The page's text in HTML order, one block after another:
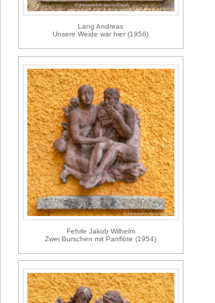
Lang Andreas
Unsere Weide war hier (1956)
Fehrle Jakob Wilhelm
Zwei Burschen mit Panflöte (1954)